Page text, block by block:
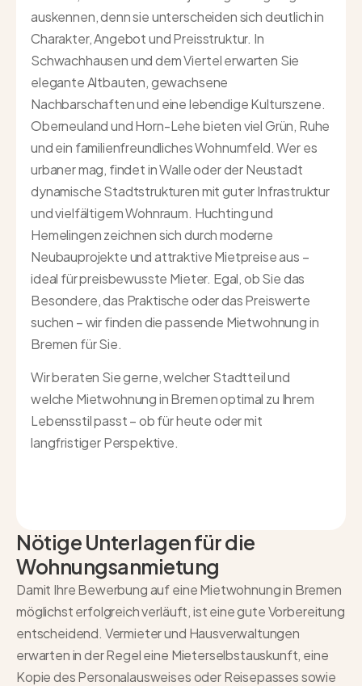
auskennen, denn sie unterscheiden sich deutlich in
Charakter, Angebot und Preisstruktur. In
Schwachhausen und dem Viertel erwarten Sie
elegante Altbauten, gewachsene
Nachbarschaften und eine lebendige Kulturszene.
Oberneuland und Horn-Lehe bieten viel Grün, Ruhe
und ein familienfreundliches Wohnumfeld. Wer es
urbaner mag, findet in Walle oder der Neustadt
dynamische Stadtstrukturen mit guter Infrastruktur
und vielfältigem Wohnraum. Huchting und
Hemelingen zeichnen sich durch moderne
Neubauprojekte und attraktive Mietpreise aus –
ideal für preisbewusste Mieter. Egal, ob Sie das
Besondere, das Praktische oder das Preiswerte
suchen – wir finden die passende Mietwohnung in
Bremen für Sie.
Wir beraten Sie gerne, welcher Stadtteil und
welche Mietwohnung in Bremen optimal zu Ihrem
Lebensstil passt – ob für heute oder mit
langfristiger Perspektive.
Nötige Unterlagen für die
Wohnungsanmietung
Damit Ihre Bewerbung auf eine Mietwohnung in Bremen
möglichst erfolgreich verläuft, ist eine gute Vorbereitung
entscheidend. Vermieter und Hausverwaltungen
erwarten in der Regel eine Mieterselbstauskunft, eine
Kopie des Personalausweises oder Reisepasses sowie